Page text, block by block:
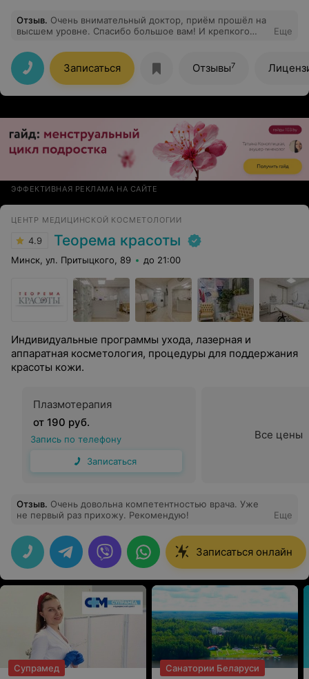
Отзыв. Очень внимательный доктор, приём прошёл на
высшем уровне. Спасибо большое вам! И крепкого
Еще
Записаться Отзывы7
ЭФФЕКТИВНАЯ РЕКЛАМА НА САЙТЕ
ЦЕНТР МЕДИЦИНСКОЙ КОСМЕТОЛОГИИ
4.9 Теорема красоты
Минск, ул. Притыцкого, 89 до 21:00
Индивидуальные программы ухода, лазерная и
аппаратная косметология, процедуры для поддержания
красоты кожи.
Плазмотерапия
от 190 руб.
Запись по телефону
Записаться
Все цены
Отзыв. Очень довольна компетентностью врача. Уже
не первый раз прихожу. Рекомендую!
Еще
Записаться онлайн
Супрамед
Санатории Беларуси